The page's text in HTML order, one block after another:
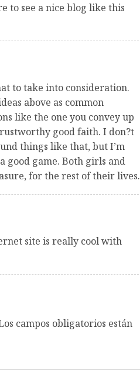
to see a nice blog like this
to take into consideration.
above as common
like the one you convey up
good faith. I don?t
things like that, but I’m
good game. Both girls and
for the rest of their lives.
site is really cool with
campos obligatorios están